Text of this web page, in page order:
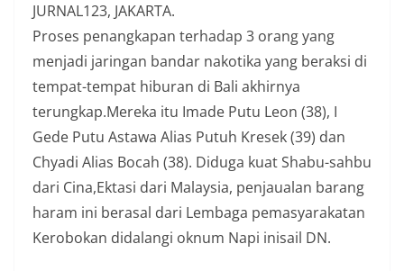
JURNAL123, JAKARTA.
Proses penangkapan terhadap 3 orang yang
menjadi jaringan bandar nakotika yang beraksi di
tempat-tempat hiburan di Bali akhirnya
terungkap.Mereka itu Imade Putu Leon (38), I
Gede Putu Astawa Alias Putuh Kresek (39) dan
Chyadi Alias Bocah (38). Diduga kuat Shabu-sahbu
dari Cina,Ektasi dari Malaysia, penjaualan barang
haram ini berasal dari Lembaga pemasyarakatan
Kerobokan didalangi oknum Napi inisail DN.